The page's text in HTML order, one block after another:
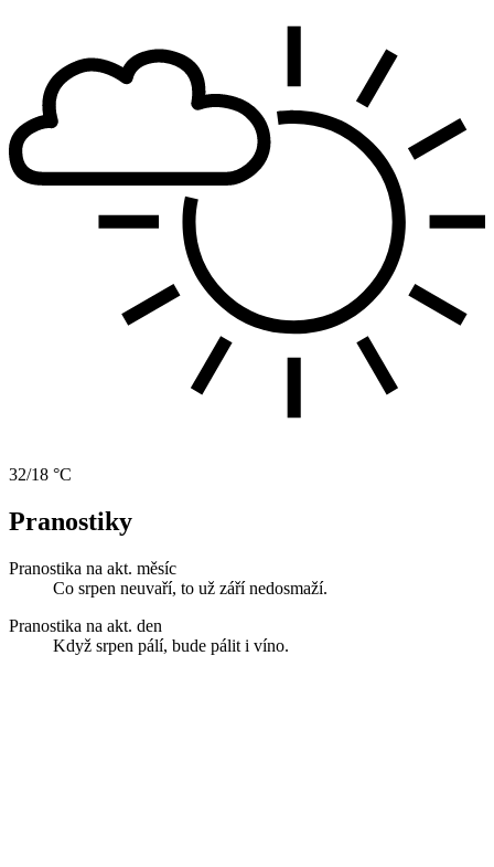
32/18 °C
Pranostiky
Pranostika na akt. měsíc
Co srpen neuvaří, to už září nedosmaží.
Pranostika na akt. den
Když srpen pálí, bude pálit i víno.